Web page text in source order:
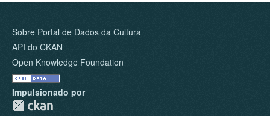
Sobre Portal de Dados da Cultura
API do CKAN
Open Knowledge Foundation
Impulsionado por